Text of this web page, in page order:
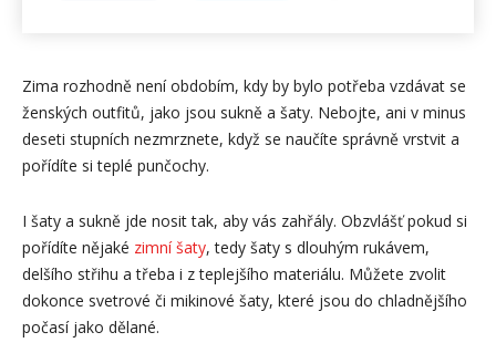
Zima rozhodně není obdobím, kdy by bylo potřeba vzdávat se
ženských outfitů, jako jsou sukně a šaty. Nebojte, ani v minus
deseti stupních nezmrznete, když se naučíte správně vrstvit a
pořídíte si teplé punčochy.
I šaty a sukně jde nosit tak, aby vás zahřály. Obzvlášť pokud si
pořídíte nějaké zimní šaty, tedy šaty s dlouhým rukávem,
delšího střihu a třeba i z teplejšího materiálu. Můžete zvolit
dokonce svetrové či mikinové šaty, které jsou do chladnějšího
počasí jako dělané.